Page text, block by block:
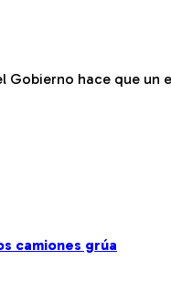
hace que un
camiones grúa